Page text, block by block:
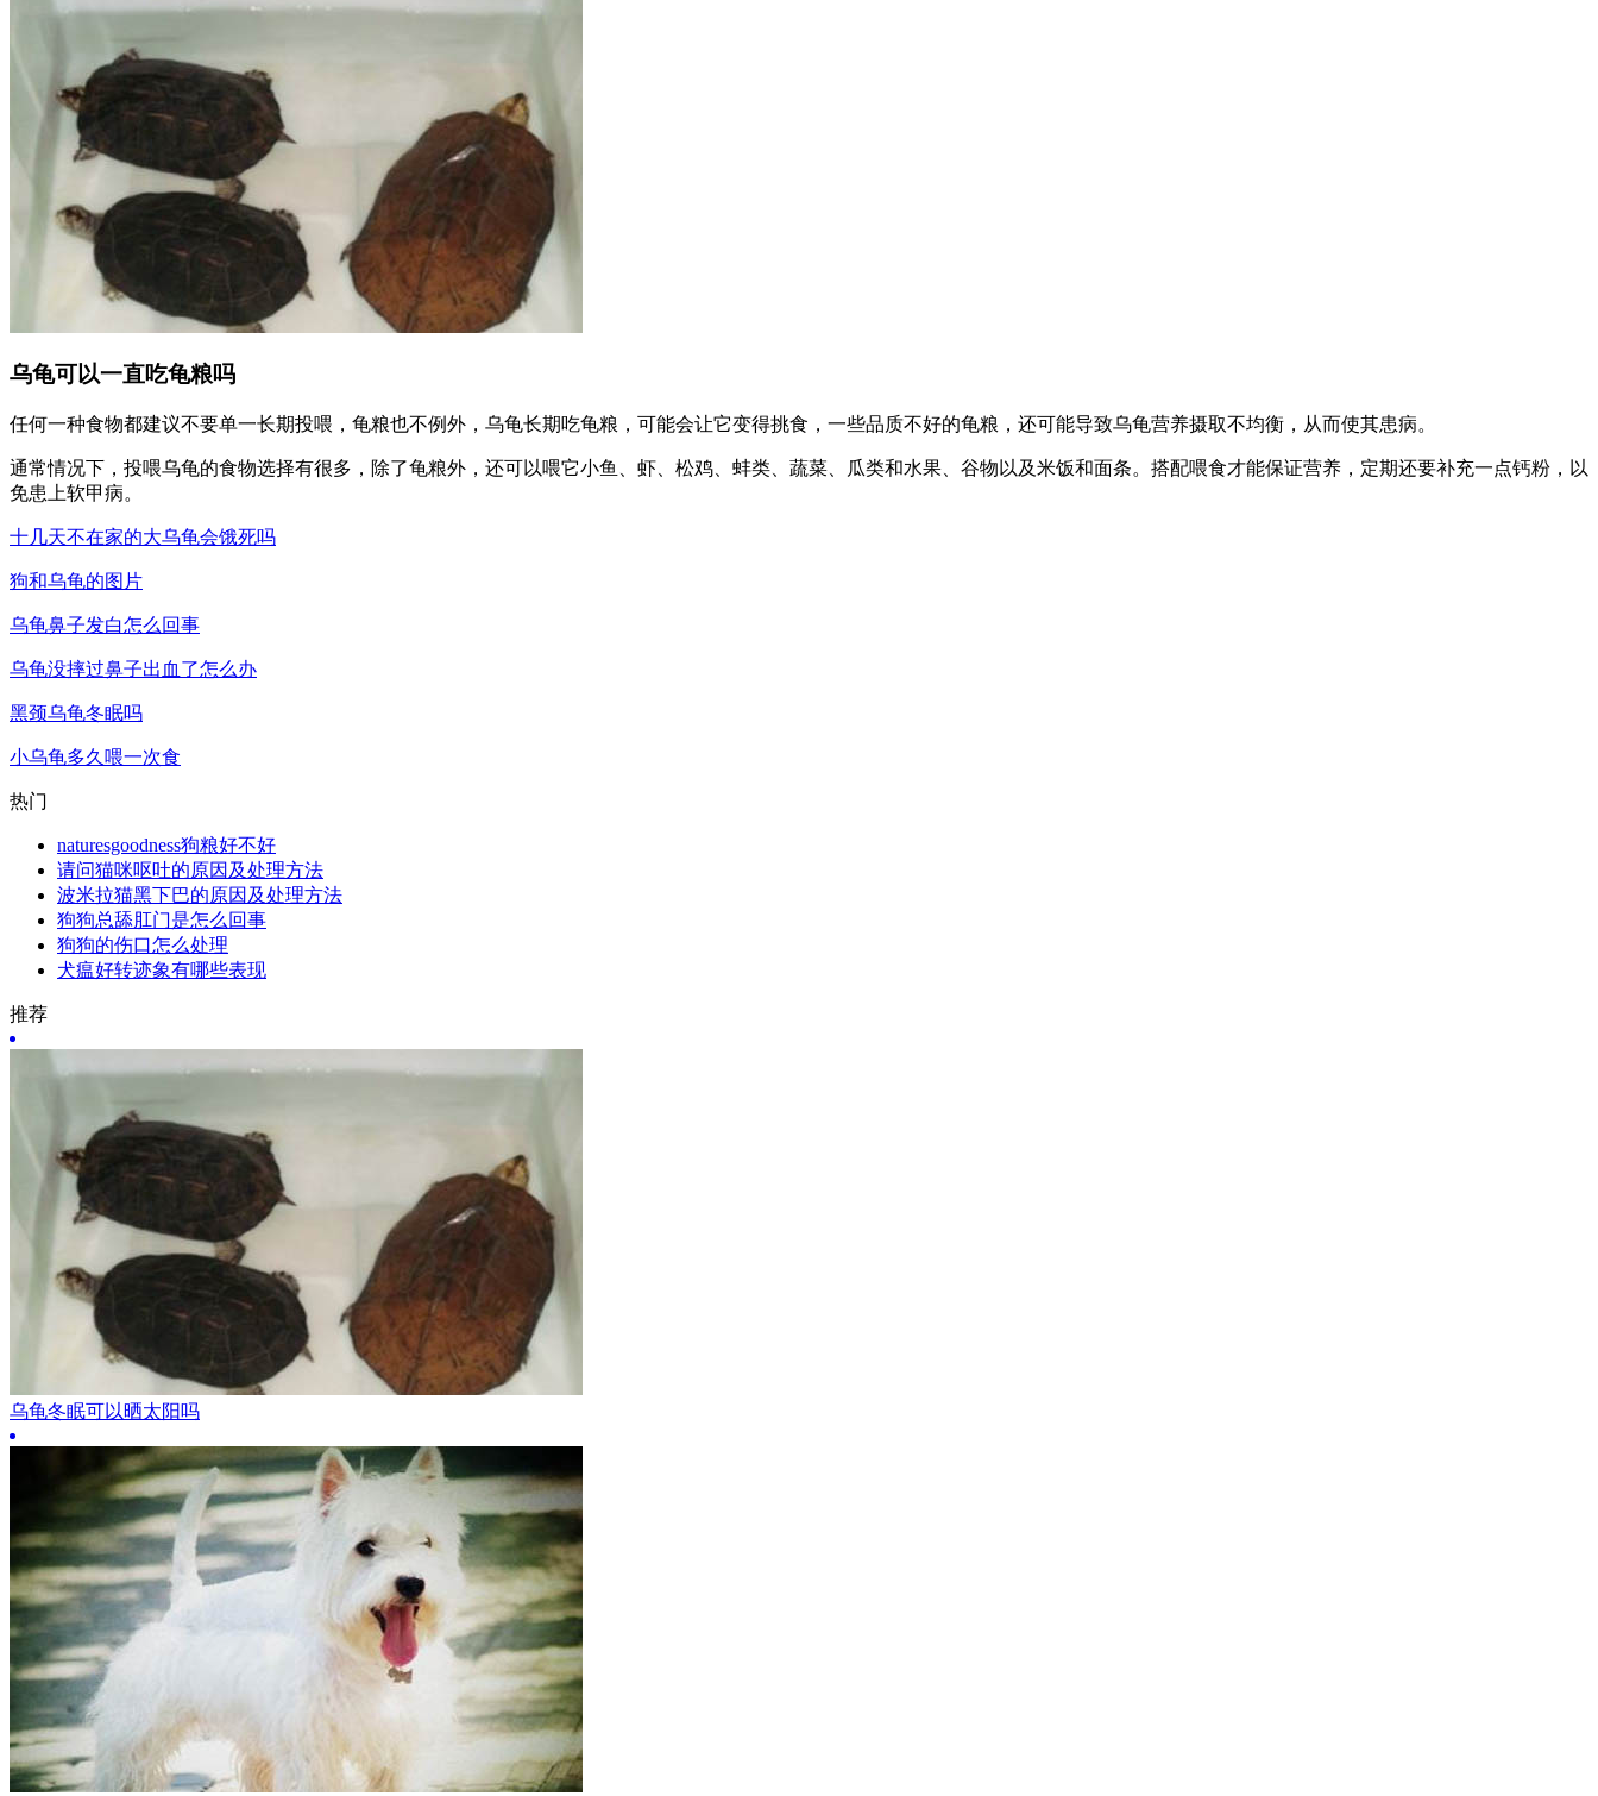
乌龟可以一直吃龟粮吗
任何一种食物都建议不要单一长期投喂，龟粮也不例外，乌龟长期吃龟粮，可能会让它变得挑食，一些品质不好的龟粮，还可能导致乌龟营养摄取不均衡，从而使其患病。
通常情况下，投喂乌龟的食物选择有很多，除了龟粮外，还可以喂它小鱼、虾、松鸡、蚌类、蔬菜、瓜类和水果、谷物以及米饭和面条。搭配喂食才能保证营养，定期还要补充一点钙粉，以
免患上软甲病。
十几天不在家的大乌龟会饿死吗
狗和乌龟的图片
乌龟鼻子发白怎么回事
乌龟没摔过鼻子出血了怎么办
黑颈乌龟冬眠吗
小乌龟多久喂一次食
热门
naturesgoodness狗粮好不好
请问猫咪呕吐的原因及处理方法
波米拉猫黑下巴的原因及处理方法
狗狗总舔肛门是怎么回事
狗狗的伤口怎么处理
犬瘟好转迹象有哪些表现
推荐
乌龟冬眠可以晒太阳吗